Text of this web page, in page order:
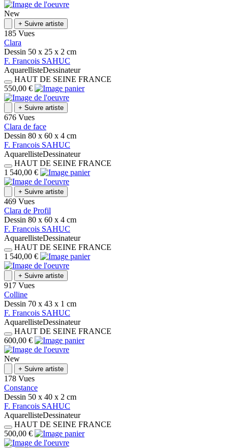
New
+ Suivre artiste
185 Vues
Clara
Dessin 50 x 25 x 2 cm
F. Francois SAHUC
AquarellisteDessinateur
HAUT DE SEINE FRANCE
550,00 €
+ Suivre artiste
676 Vues
Clara de face
Dessin 80 x 60 x 4 cm
F. Francois SAHUC
AquarellisteDessinateur
HAUT DE SEINE FRANCE
1 540,00 €
+ Suivre artiste
469 Vues
Clara de Profil
Dessin 80 x 60 x 4 cm
F. Francois SAHUC
AquarellisteDessinateur
HAUT DE SEINE FRANCE
1 540,00 €
+ Suivre artiste
917 Vues
Colline
Dessin 70 x 43 x 1 cm
F. Francois SAHUC
AquarellisteDessinateur
HAUT DE SEINE FRANCE
600,00 €
New
+ Suivre artiste
178 Vues
Constance
Dessin 50 x 40 x 2 cm
F. Francois SAHUC
AquarellisteDessinateur
HAUT DE SEINE FRANCE
500,00 €